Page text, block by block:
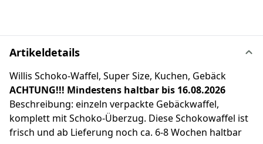
Artikeldetails
Willis Schoko-Waffel, Super Size, Kuchen, Gebäck
ACHTUNG!!! Mindestens haltbar bis 16.08.2026
Beschreibung: einzeln verpackte Gebäckwaffel,
komplett mit Schoko-Überzug. Diese Schokowaffel ist
frisch und ab Lieferung noch ca. 6-8 Wochen haltbar